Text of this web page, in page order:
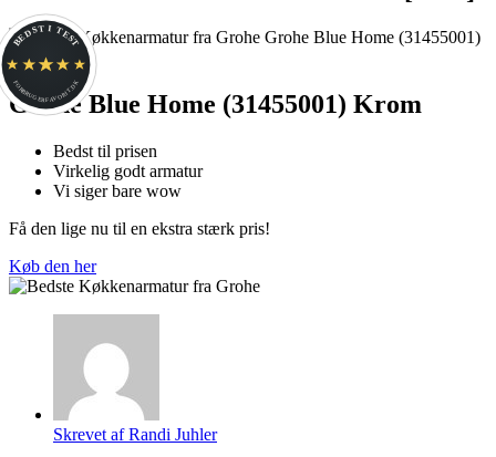
BEDST I TEST
FORBRUGERFAVORIT.DK
Grohe Blue Home (31455001) Krom
Bedst til prisen
Virkelig godt armatur
Vi siger bare wow
Få den lige nu til en ekstra stærk pris!
Køb den her
Skrevet afRandi Juhler